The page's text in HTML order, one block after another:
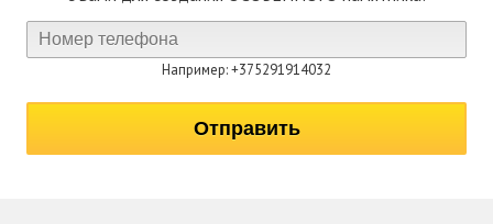
Например: +375291914032